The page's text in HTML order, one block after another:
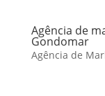
Agência de
Gondomar
Agência de